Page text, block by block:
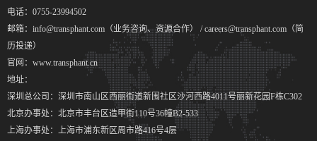
电话：0755-23994502
邮箱：info@transphant.com（业务咨询、资源合作） / careers@transphant.com（简
历投递）
官网：www.transphant.cn
地址：
深圳总公司：深圳市南山区西丽街道新围社区沙河西路4011号丽新花园F栋C302
北京办事处：北京市丰台区造甲街110号36幢B2-533
上海办事处：上海市浦东新区周市路416号4层